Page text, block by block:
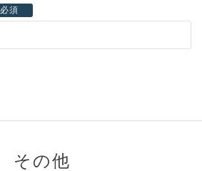
必須
その他